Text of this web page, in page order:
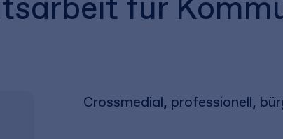
Crossmedial, professionell,